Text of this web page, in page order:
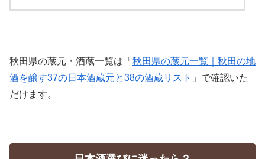
秋田県の蔵元・酒蔵一覧は「 秋田県の蔵元一覧｜秋田の地
酒を醸す37の日本酒蔵元と38の酒蔵リスト 」で確認いた
だけます。